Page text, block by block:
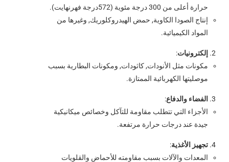
حرارة أعلى من 300 درجة مئوية (572درجة فهرنهايت).
إنتاج الصودا الكاوية, حمض الهيدروكلوريك, وغيرها من
المواد الكيميائية.
إلكترونيات:
مكونات مثل الأنودات, كاثودات, ومكونات البطارية بسبب
موصليتها الكهربائية الممتازة.
الفضاء والدفاع:
الأجزاء التي تتطلب مقاومة للتآكل وخصائص ميكانيكية
جيدة عند درجات حرارة مرتفعة.
تجهيز الأغذية:
المعدات والآلات بسبب مقاومته للأحماض والقلويات